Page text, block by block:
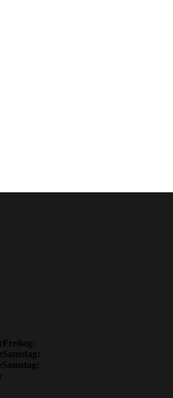
Freitag:
Samstag:
Sonntag: